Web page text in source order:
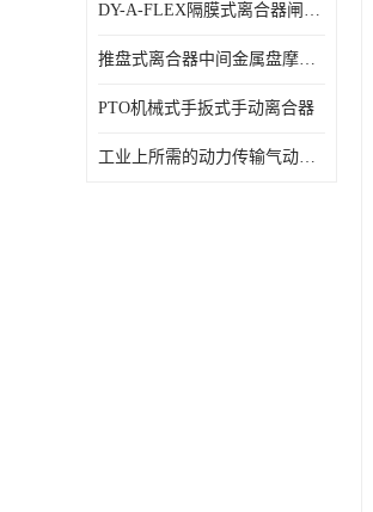
DY-A-FLEX隔膜式离合器闸瓦总成7015125A
推盘式离合器中间金属盘摩擦盘18寸
PTO机械式手扳式手动离合器
工业上所需的动力传输气动离合器WCB424